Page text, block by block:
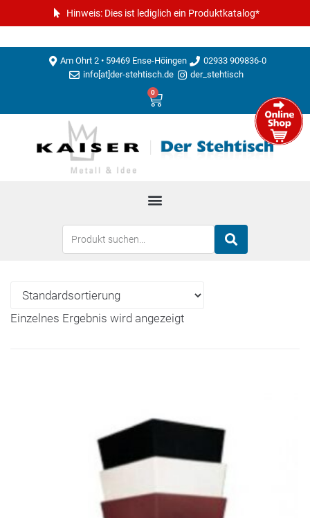
Hinweis: Dies ist lediglich ein Produktkatalog*
Am Ohrt 2 • 59469 Ense-Höingen
02933 909836-0
info[at]der-stehtisch.de
der_stehtisch
0
Einzelnes Ergebnis wird angezeigt